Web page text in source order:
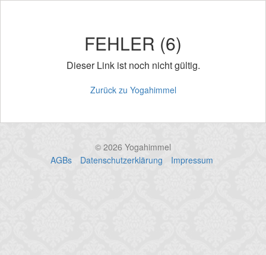
FEHLER (6)
Dieser Link ist noch nicht gültig.
Zurück zu Yogahimmel
© 2026 Yogahimmel
AGBs
Datenschutzerklärung Impressum